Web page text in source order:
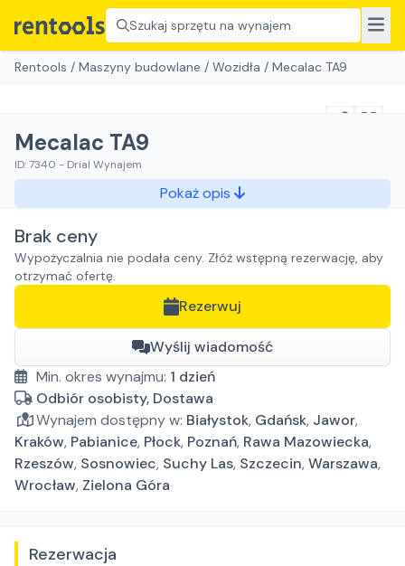
Szukaj sprzętu na wynajem
Rentools / Maszyny budowlane / Wozidła / Mecalac TA9
Mecalac TA9
ID:7340 - Drial Wynajem
Pokaż opis
Brak ceny
Wypożyczalnia nie podała ceny. Złóż wstępną rezerwację, aby
otrzymać ofertę.
Rezerwuj
Wyślij wiadomość
Min. okres wynajmu: 1 dzień
Odbiór osobisty, Dostawa
Wynajem dostępny w: Białystok, Gdańsk, Jawor,
Kraków, Pabianice, Płock, Poznań, Rawa Mazowiecka,
Rzeszów, Sosnowiec, Suchy Las, Szczecin,Warszawa,
Wrocław, Zielona Góra
Rezerwacja